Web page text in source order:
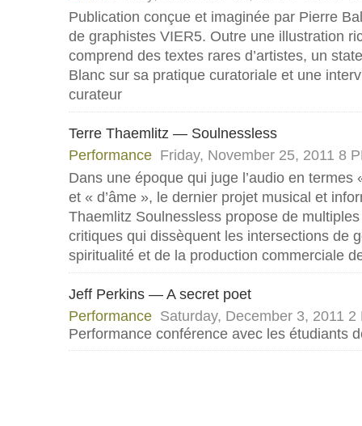
Publication conçue et imaginée par Pierre
de graphistes VIER5. Outre une illustration
comprend des textes rares d’artistes, un
Blanc sur sa pratique curatoriale et une
curateur
Terre Thaemlitz — Soulnessless
Performance Friday, November 25, 2011 8
Dans une époque qui juge l’audio en termes
et « d’âme », le dernier projet musical et
Thaemlitz Soulnessless propose de
critiques qui dissèquent les intersections de
spiritualité et de la production commerciale
Jeff Perkins — A secret poet
Performance Saturday, December 3, 2011
Performance conférence avec les étudiants